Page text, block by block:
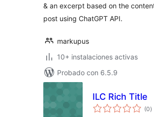
& an excerpt based on the
post using ChatGPT API.
markupus
10+ instalaciones activas
Probado con 6.5.9
ILC Rich Title
(0de
)